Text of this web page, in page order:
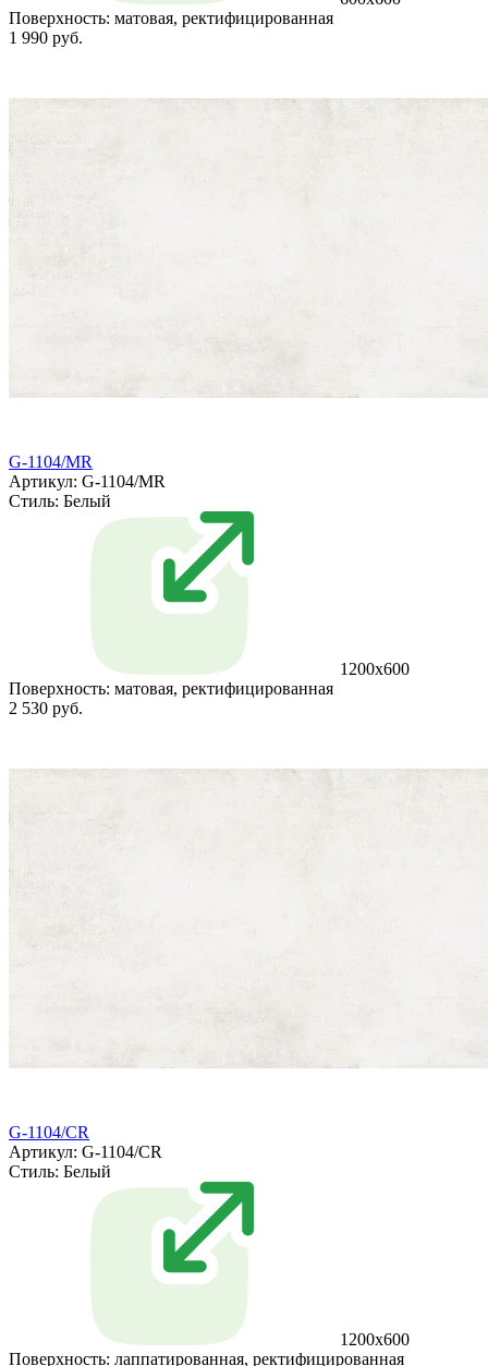
Поверхность: матовая, ректифицированная
1 990 руб.
G-1104/MR
Артикул: G-1104/MR
Стиль: Белый
1200x600
Поверхность: матовая, ректифицированная
2 530 руб.
G-1104/CR
Артикул: G-1104/CR
Стиль: Белый
1200x600
Поверхность: лаппатированная, ректифицированная